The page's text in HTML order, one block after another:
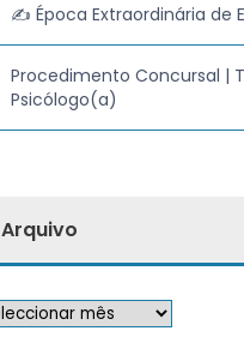
✍️ Época Extraordinária de
Procedimento Concursal |
Psicólogo(a)
Arquivo